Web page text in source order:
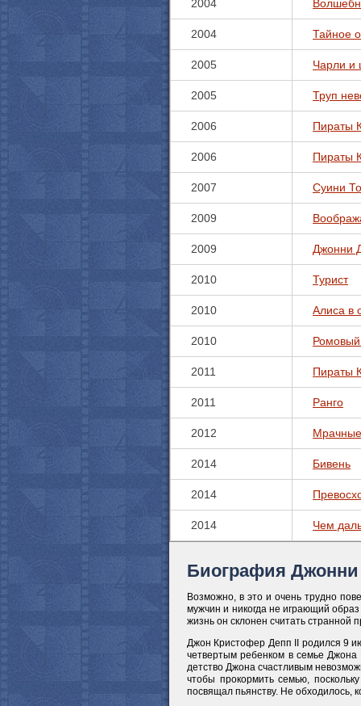
2004
2004 Тайное
2005 Чарли и
2005 Труп
2006 Пираты
2006 Пираты
2007 Суини
2009
2009 Джонни
2010 Турист
2010 Алиса в
2010
2011 Пираты
2011 Ранго
2012
2014 Бивень
2014
2014 Чем
Биография
Возможно, в это и очень трудно
мужчин и никогда не играющий
жизнь он склонен считать странной
Джон Кристофер Депп II родился 9
четвертым ребенком в семье
детство Джона счастливым
чтобы прокормить семью,
посвящал пьянству. Не обходилось,